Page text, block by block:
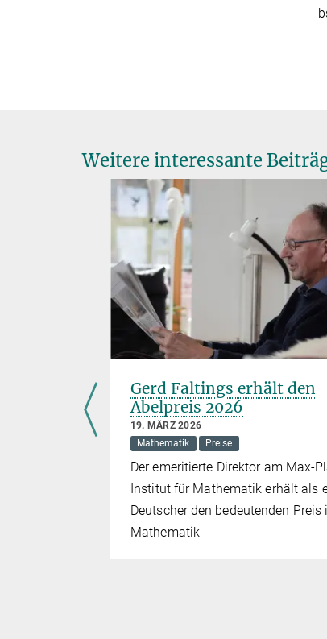
Weitere interessante
Gerd Faltings erhält den
Abelpreis 2026
19. MÄRZ 2026
Mathematik
Preise
Der emeritierte Direktor am Max-
Institut für Mathematik erhält als
Deutscher den bedeutenden Preis
Mathematik